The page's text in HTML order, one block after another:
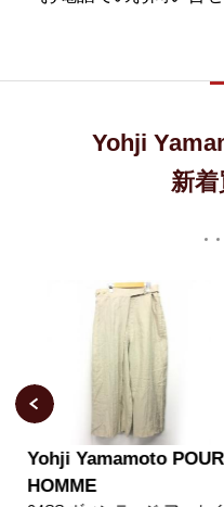
Yohji
新着
Yohji Yamamoto POUR
HOMME